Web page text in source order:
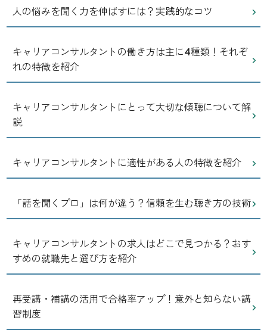
人の悩みを聞く力を伸ばすには？実践的なコツ
キャリアコンサルタントの働き方は主に4種類！それぞ
れの特徴を紹介
キャリアコンサルタントにとって大切な傾聴について解
説
キャリアコンサルタントに適性がある人の特徴を紹介
「話を聞くプロ」は何が違う？信頼を生む聴き方の技術
キャリアコンサルタントの求人はどこで見つかる？おす
すめの就職先と選び方を紹介
再受講・補講の活用で合格率アップ！意外と知らない講
習制度